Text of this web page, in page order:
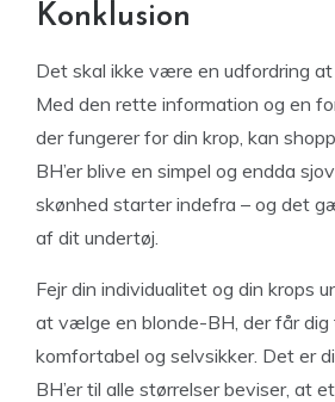
Konklusion
Det skal ikke være en udfordring
Med den rette information og en
der fungerer for din krop, kan
BH’er blive en simpel og endda
skønhed starter indefra – og det
af dit undertøj.
Fejr din individualitet og din krops
at vælge en blonde-BH, der får dig
komfortabel og selvsikker. Det er
BH’er til alle størrelser beviser, at